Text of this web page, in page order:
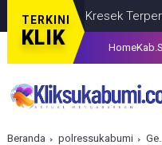
TERKINI
KLIK
Kresek Terperosok di
Home
Beranda polressukabumi Gerakan Pangan Murah Polres Sukabumi Diserbu Warga, 11 Komoditi Ludes dalam 2 Jam